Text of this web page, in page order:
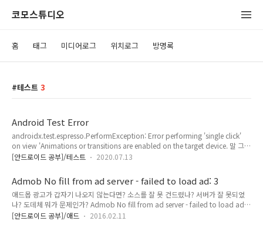
코모스튜디오
홈 태그 미디어로그 위치로그 방명록
테스트 3
Android Test Error
androidx.test.espresso.PerformException: Error performing 'single click'
on view 'Animations or transitions are enabled on the target device. 말 그대
로 해주면 된다. 개발자 옵션 1. 창 애니메이션 배율 -> 사용 안함 2. 전환 애니메이션
[안드로이드 공부]/테스트 2020.07.13
Admob No fill from ad server - failed to load ad: 3
애드몹 광고가 갑자기 나오지 않는다면? 소스를 잘 못 건드렸나? 서버가 잘 못되었
나? 도데체 뭐가 문제인가? Admob No fill from ad server - failed to load ad:
3 위와 같은 에러가 나온다면? 아니, 뭐든 잘 안되면 1. debug, release를 먼저 확인
[안드로이드 공부]/애드 2016.02.11